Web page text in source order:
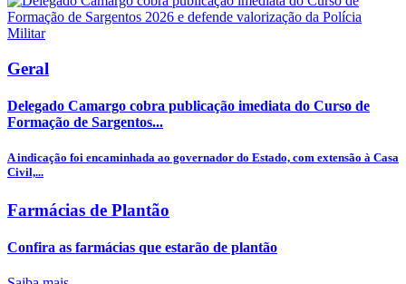
Geral
Delegado Camargo cobra publicação imediata do Curso de
Formação de Sargentos...
A indicação foi encaminhada ao governador do Estado, com extensão à Casa
Civil,...
Farmácias de Plantão
Confira as farmácias que estarão de plantão